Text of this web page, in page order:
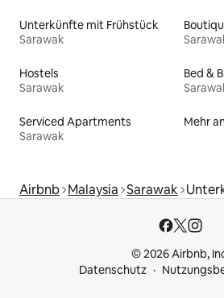
Unterkünfte mit Frühstück
Sarawak
Hostels
Sarawak
Bed &
Serviced Apartments
Sarawak
Mehr
Airbnb Malaysia Sarawak
© 2026 Airbnb,
Datenschutz